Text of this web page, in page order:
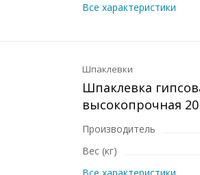
Все характеристики
Шпаклевки
Шпаклевка
высокопрочная
Производитель
Вес (кг)